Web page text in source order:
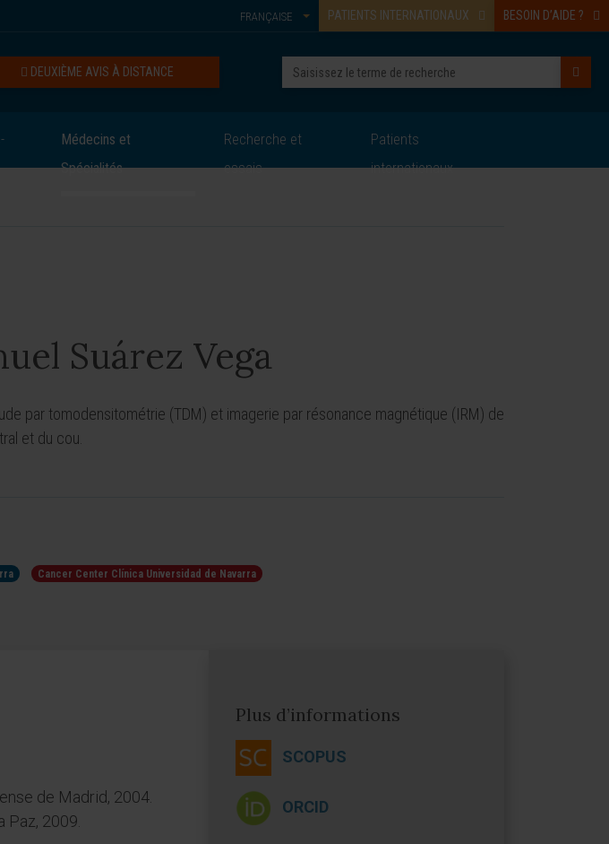
PATIENTS INTERNATIONAUX BESOIN D’AIDE ?
FRANÇAISE
DEUXIÈME AVIS À DISTANCE
Médecins et
Spécialités
Recherche et
essais
Patients
internationaux
Suárez Vega
par tomodensitométrie (TDM) et imagerie par résonance magnétique (IRM) de
et du cou.
Cancer Center Clínica Universidad de Navarra
de Madrid, 2004.
2009.
Plus d’informations
SCOPUS
ORCID